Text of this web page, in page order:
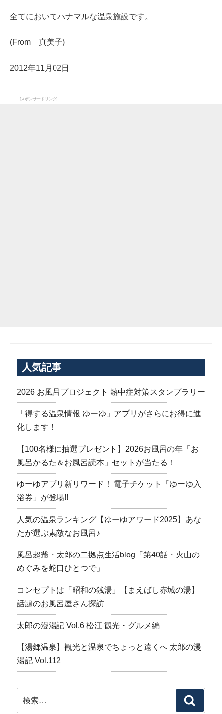
全てにおいてハナマルな温泉施設です。
(From 真美子)
2012年11月02日
[スポンサードリンク]
人気記事
2026 お風呂プロジェクト 熱中症対策スタンプラリー
「得する温泉情報 ゆーゆ」アプリがさらにお得に進
化します！
【100名様に抽選プレゼント】2026お風呂の年「お
風呂かるた＆お風呂読本」セットが当たる！
ゆーゆアプリ新リワード！ 電子チケット「ゆーゆ入
浴券」が登場!!
人気の温泉ランキング【ゆーゆアワード2025】あな
たが選ぶ素敵なお風呂♪
風呂超爺・太郎の二拠点生活blog「第40話・火山の
めぐみを蛇口ひとつで」
コンセプトは「昭和の銭湯」【まえばし赤城の湯】
話題のお風呂屋さん探訪
太郎の漫湯記 Vol.6 松江 観光・グルメ編
【湯郷温泉】観光と温泉でちょっと遠くへ 太郎の漫
湯記 Vol.112